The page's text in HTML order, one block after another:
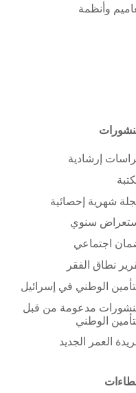
وأنظمة
إرشادية
شهرية إحصائية
سنوي
اجتماعي
نطاق الفقر
الوطني في إسرائيل
مدعومة من قبل
الوطني
العمر الجديد